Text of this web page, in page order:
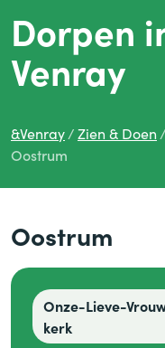
Dorpen
Venray
&Venray Zien & Doen
Oostrum
Oostrum
Onze-Lieve-
kerk